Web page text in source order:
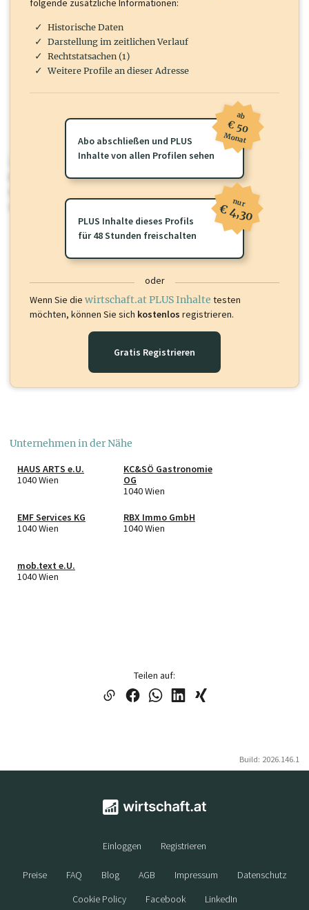
wirtschaft.at PLUS
Für dieses Profil gibt es zusätzlichewirtschaft.at PLUS Inhalte
Sie momentan nicht einsehen können. Schalten Sie dieses Profil frei
oder loggen Sie sich ein um diese Inhalte zu sehen.
folgende zusätzliche Informationen:
Historische Daten
Darstellung im zeitlichen Verlauf
Rechtstatsachen (1)
Weitere Profile an dieser Adresse
Abo abschließen und PLUS
Inhalte von allen Profilen sehen
ab
€ 50
Monat
PLUS Inhalte dieses Profils
für 48 Stunden freischalten
nur
€ 4,30
oder
Wenn Sie die wirtschaft.at PLUS Inhalte testen
möchten, können Sie sich kostenlos registrieren.
Gratis Registrieren
Unternehmen in der Nähe
HAUS ARTS e.U.
1040 Wien
KC&SÖ Gastronomie
OG
1040 Wien
EMF Services KG
1040 Wien
RBX Immo GmbH
1040 Wien
mob.text e.U.
1040 Wien
Teilen auf:
Build: 2026.146.1
Einloggen Registrieren
Preise FAQ Blog AGB Impressum
Datenschutz
Cookie Policy
Facebook LinkedIn